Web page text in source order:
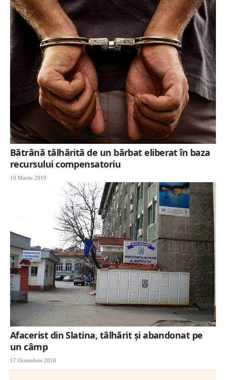
Bătrână tâlhărită de un bărbat eliberat în baza
recursului compensatoriu
10 Martie 2019
Afacerist din Slatina, tâlhărit şi abandonat pe
un câmp
17 Octombrie 2018